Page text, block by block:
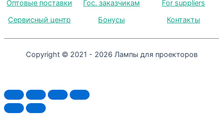
Оптовые поставки
Гос. заказчикам
For suppliers
Сервисный центр
Бонусы Контакты
Copyright © 2021 - 2026 Лампы для проекторов